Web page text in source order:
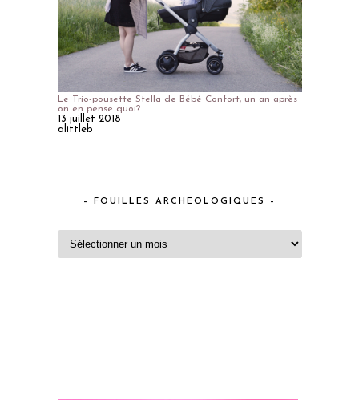
Le Trio-pousette Stella de Bébé Confort, un an après
on en pense quoi?
13 juillet 2018
alittleb
– FOUILLES ARCHEOLOGIQUES –